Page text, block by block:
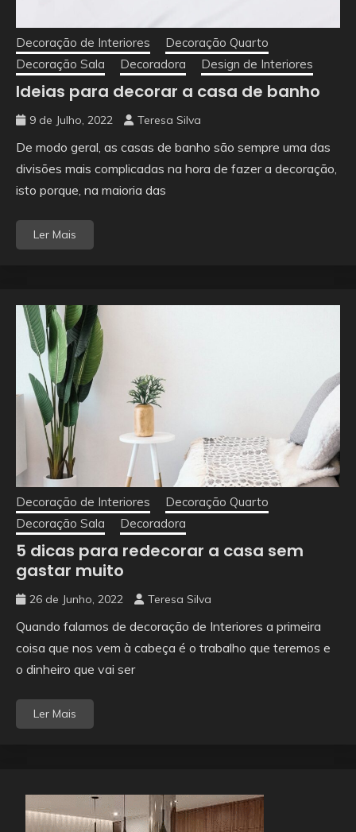
Decoração de Interiores
Decoração Quarto
Decoração Sala
Decoradora Design de Interiores
Ideias para decorar a casa de banho
9 de Julho, 2022 Teresa Silva
De modo geral, as casas de banho são sempre uma das
divisões mais complicadas na hora de fazer a decoração,
isto porque, na maioria das
Ler Mais
Decoração de Interiores
Decoração Quarto
Decoração Sala
Decoradora
5 dicas para redecorar a casa sem
gastar muito
26 de Junho, 2022 Teresa Silva
Quando falamos de decoração de Interiores a primeira
coisa que nos vem à cabeça é o trabalho que teremos e
o dinheiro que vai ser
Ler Mais